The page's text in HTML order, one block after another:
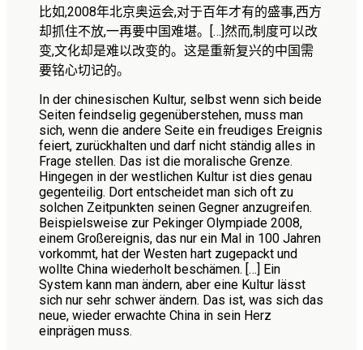
比如,2008年北京奥运会,对于百年才有的盛事,西方
却抓住不放,一再要中国难堪。
[…]然而,制度可以改
变,文化却是难以改变的。这是重新复兴的中国需
要铭心切记的。
In der chinesischen Kultur, selbst wenn sich beide
Seiten feindselig gegenüberstehen, muss man
sich, wenn die andere Seite ein freudiges Ereignis
feiert, zurückhalten und darf nicht ständig alles in
Frage stellen. Das ist die moralische Grenze.
Hingegen in der westlichen Kultur ist dies genau
gegenteilig. Dort entscheidet man sich oft zu
solchen Zeitpunkten seinen Gegner anzugreifen.
Beispielsweise zur Pekinger Olympiade 2008,
einem Großereignis, das nur ein Mal in 100 Jahren
vorkommt, hat der Westen hart zugepackt und
wollte China wiederholt beschämen. […] Ein
System kann man ändern, aber eine Kultur lässt
sich nur sehr schwer ändern. Das ist, was sich das
neue, wieder erwachte China in sein Herz
einprägen muss.